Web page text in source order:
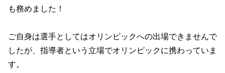
も務めました！
ご自身は選手としてはオリンピックへの出場できませんで
したが、指導者という立場でオリンピックに携わっていま
す。